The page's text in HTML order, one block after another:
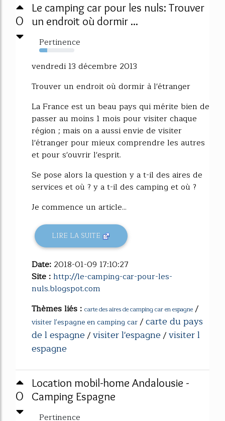
0
Le camping car pour les nuls: Trouver
un endroit où dormir ...
Pertinence
23%
vendredi 13 décembre 2013
Trouver un endroit où dormir à l'étranger
La France est un beau pays qui mérite bien de
passer au moins 1 mois pour visiter chaque
région ; mais on a aussi envie de visiter
l'étranger pour mieux comprendre les autres
et pour s'ouvrir l'esprit.
Se pose alors la question y a t-il des aires de
services et où ? y a t-il des camping et où ?
Je commence un article...
LIRE LA SUITE
Date: 2018-01-09 17:10:27
Site :http://le-camping-car-pour-les-
nuls.blogspot.com
Thèmes liés : carte des aires de camping car en espagne /
visiter l'espagne en camping car/carte du pays
de l espagne/visiter l'espagne/visiter l
espagne
0
Location mobil-home Andalousie -
Camping Espagne
Pertinence